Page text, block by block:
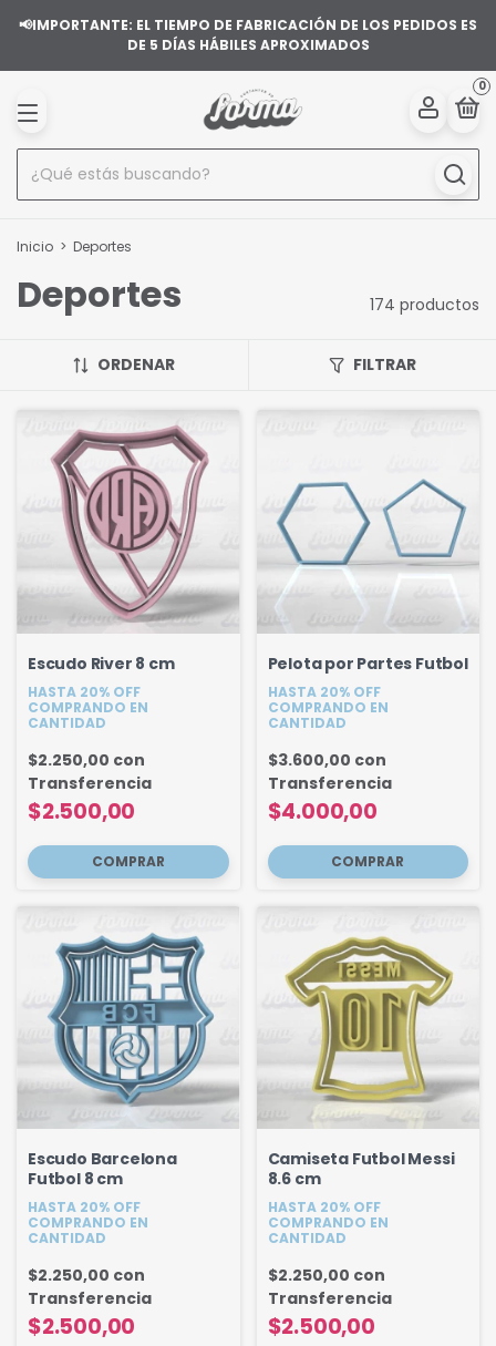
📢IMPORTANTE: EL TIEMPO DE FABRICACIÓN DE LOS PEDIDOS ES
DE 5 DÍAS HÁBILES APROXIMADOS
0
Inicio > Deportes
Deportes 174 productos
ORDENAR FILTRAR
Escudo River 8 cm
HASTA 20% OFF
COMPRANDO EN
CANTIDAD
$2.500,00
$2.250,00 con
Transferencia
Pelota por Partes Futbol
HASTA 20% OFF
COMPRANDO EN
CANTIDAD
$4.000,00
$3.600,00 con
Transferencia
Escudo Barcelona
Futbol 8 cm
HASTA 20% OFF
COMPRANDO EN
CANTIDAD
$2.500,00
$2.250,00 con
Transferencia
Camiseta Futbol Messi
8.6 cm
HASTA 20% OFF
COMPRANDO EN
CANTIDAD
$2.500,00
$2.250,00 con
Transferencia